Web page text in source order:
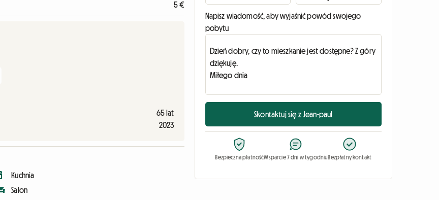
5 €
65 lat
2023
Kuchnia
Salon
Napisz wiadomość, aby wyjaśnić powód swojego
pobytu
Skontaktuj się z Jean-paul
Bezpieczna płatnośćWsparcie 7 dni w tygodniuBezpłatny kontakt